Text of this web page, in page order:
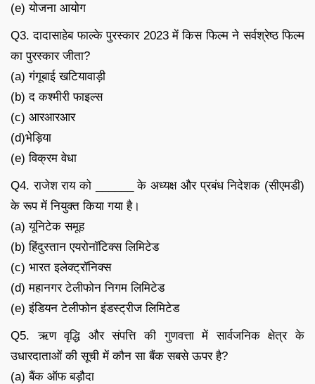
(e) योजना आयोग
Q3. दादासाहेब फाल्के पुरस्कार 2023 में किस फिल्म ने सर्वश्रेष्ठ फिल्म
का पुरस्कार जीता?
(a) गंगूबाई खटियावाड़ी
(b) द कश्मीरी फाइल्स
(c) आरआरआर
(d)भेड़िया
(e) विक्रम वेधा
Q4. राजेश राय को ______ के अध्यक्ष और प्रबंध निदेशक (सीएमडी)
के रूप में नियुक्त किया गया है।
(a) यूनिटेक समूह
(b) हिंदुस्तान एयरोनॉटिक्स लिमिटेड
(c) भारत इलेक्ट्रॉनिक्स
(d) महानगर टेलीफोन निगम लिमिटेड
(e) इंडियन टेलीफोन इंडस्ट्रीज लिमिटेड
Q5. ऋण वृद्धि और संपत्ति की गुणवत्ता में सार्वजनिक क्षेत्र के
उधारदाताओं की सूची में कौन सा बैंक सबसे ऊपर है?
(a) बैंक ऑफ बड़ौदा